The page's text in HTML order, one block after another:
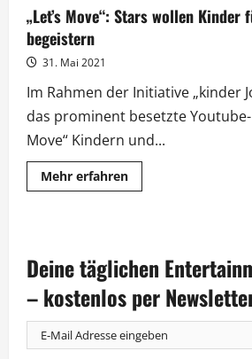
„Let’s Move“: Stars wollen Kinder
begeistern
31. Mai 2021
Im Rahmen der Initiative „kinder
das prominent besetzte Youtube-
Move“ Kindern und...
Mehr erfahrenMehr
Informationen
Kinder
für
begeistern
Deine täglichen
– kostenlos per